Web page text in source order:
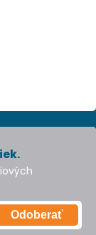
Odoberať